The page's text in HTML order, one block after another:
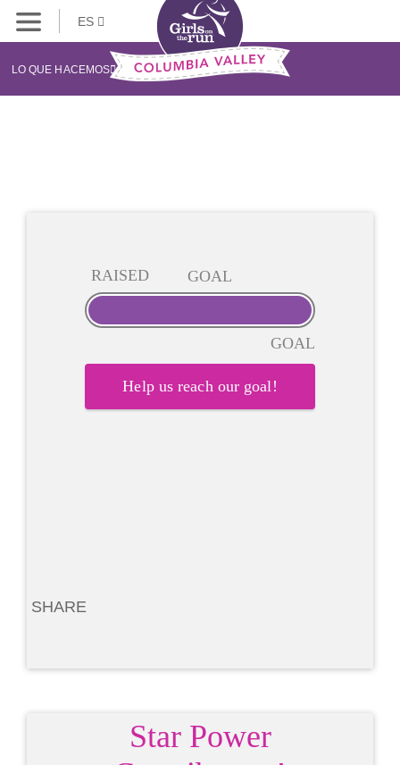
ES
LO QUE HACEMOS
RAISED GOAL
GOAL
Help us reach our goal!
SHARE
Star Power